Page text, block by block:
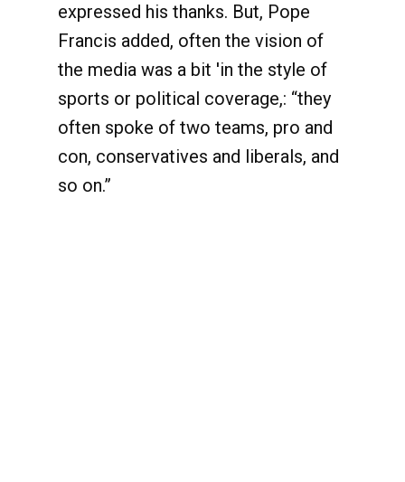
expressed his thanks. But, Pope
Francis added, often the vision of
the media was a bit 'in the style of
sports or political coverage,: “they
often spoke of two teams, pro and
con, conservatives and liberals, and
so on.”